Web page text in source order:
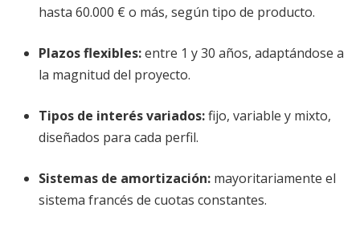
hasta 60.000 € o más, según tipo de producto.
Plazos flexibles:entre 1 y 30 años, adaptándose a
la magnitud del proyecto.
Tipos de interés variados:fijo, variable y mixto,
diseñados para cada perfil.
Sistemas de amortización: mayoritariamente el
sistema francés de cuotas constantes.